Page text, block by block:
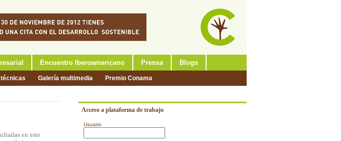
Encuentro Iberoamericano Prensa Blogs
Galería multimedia Premio Conama
Acceso a plataforma de trabajo
Usuario
en este